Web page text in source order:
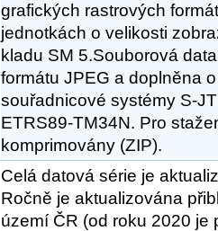
grafických rastrových
jednotkách o velikosti
kladu SM 5.Souborová
formátu JPEG a doplněna
souřadnicové systémy S-
ETRS89-TM34N. Pro
komprimovány (ZIP).
Celá datová série je
Ročně je aktualizována
území ČR (od roku 2020 je